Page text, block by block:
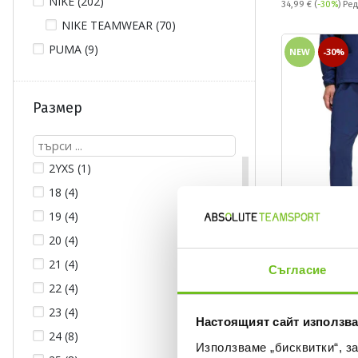
Съгласие
Настоящият сайт
Използваме „бисквитки“,
NIKE TEAMWEAR (70)
PUMA (9)
Размер
2YXS (1)
18 (4)
19 (4)
20 (4)
21 (4)
22 (4)
23 (4)
24 (8)
Редовна цена:
34,99 € (-30%)
NEW -30%
ADIDAS TEAM
Спортно
Woven
64,99 €( -30% )